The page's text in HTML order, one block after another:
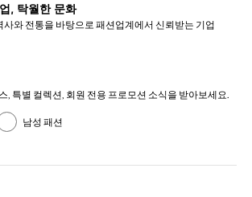
, 탁월한 문화
사와 전통을 바탕으로 패션업계에서 신뢰받는 기업
, 특별 컬렉션, 회원 전용 프로모션 소식을 받아보세요.
남성 패션